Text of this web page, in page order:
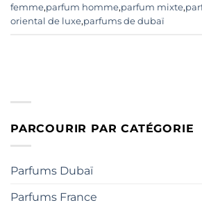
femme,parfum homme,parfum mixte,
oriental de luxe,parfums de dubaï
PARCOURIR PAR CATÉGORIE
Parfums Dubaï
Parfums France